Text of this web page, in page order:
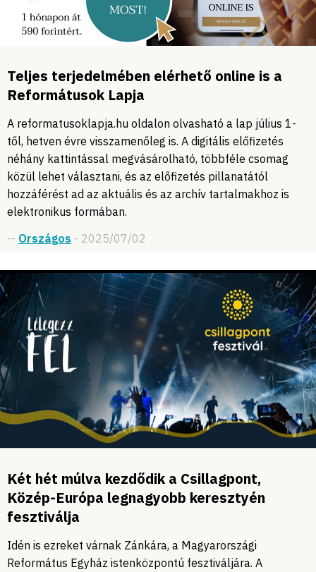
Teljes terjedelmében elérhető online is a
Reformátusok Lapja
A reformatusoklapja.hu oldalon olvasható a lap július 1-
től, hetven évre visszamenőleg is. A digitális előfizetés
néhány kattintással megvásárolható, többféle csomag
közül lehet választani, és az előfizetés pillanatától
hozzáférést ad az aktuális és az archív tartalmakhoz is
elektronikus formában.
-- Országos - 2025/07/02
Két hét múlva kezdődik a Csillagpont,
Közép-Európa legnagyobb keresztyén
fesztiválja
Idén is ezreket várnak Zánkára, a Magyarországi
Református Egyház istenközpontú fesztiváljára. A